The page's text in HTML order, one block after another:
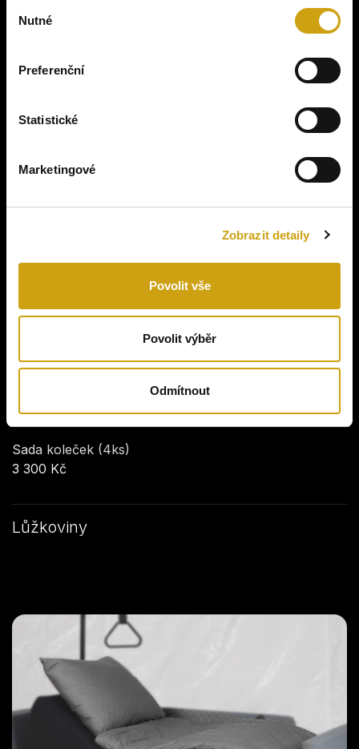
souhlasu
Nutné
Preferenční
Statistické
Marketingové
Zobrazit detaily
Povolit vše
Povolit výběr
Odmítnout
5 500 Kč
Kolečka
Sada koleček (4ks)
3 300 Kč
Lůžkoviny